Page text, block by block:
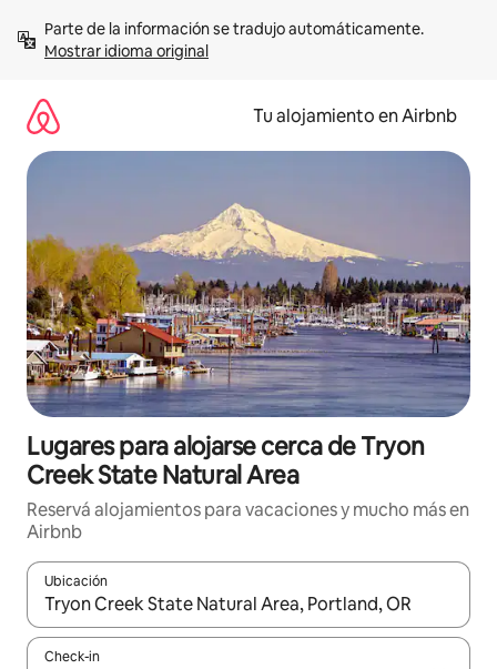
contenidoMostrar idioma original
Tu alojamiento en Airbnb
Lugares para alojarse cerca de Tryon
Creek State Natural Area
Reservá alojamientos para vacaciones y mucho más en
Airbnb
Ubicación
Cuando los resultados estén disponibles, navegá con las
Check-in